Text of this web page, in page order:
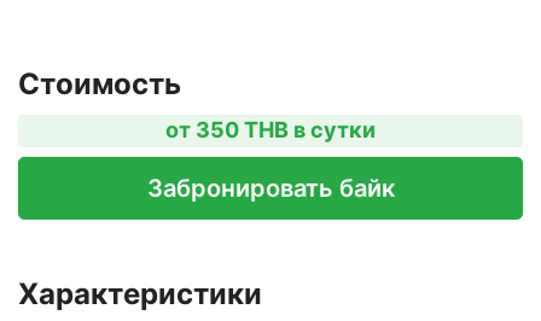
Стоимость
от 350 THB в сутки
Забронировать байк
Характеристики